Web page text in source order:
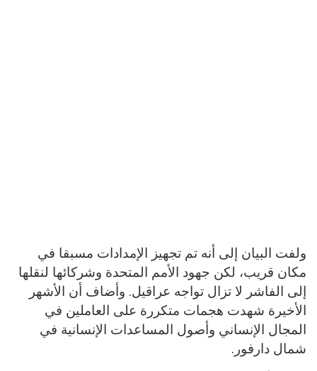
ولفت البيان إلى أنه تم تجهيز الإمدادات مسبقا في
مكان قريب، لكن جهود الأمم المتحدة وشركائها لنقلها
إلى الفاشر لا تزال تواجه عراقيل. وأضاف أن الأشهر
الأخيرة شهدت هجمات متكررة على العاملين في
المجال الإنساني وأصول المساعدات الإنسانية في
شمال دارفور.